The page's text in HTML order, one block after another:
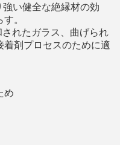
い健全な絶縁材の効
。
れたガラス、曲げられ
着剤プロセスのために適
め